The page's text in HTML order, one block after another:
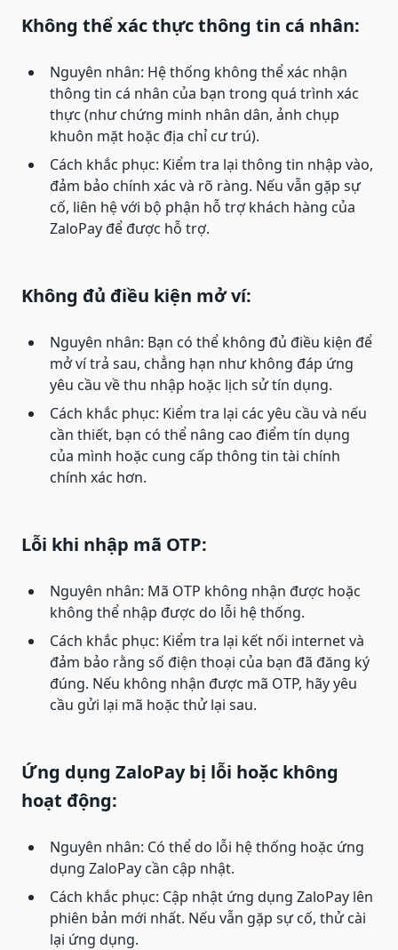
Không thể xác thực thông tin cá nhân:
Nguyên nhân: Hệ thống không thể xác nhận
thông tin cá nhân của bạn trong quá trình xác
thực (như chứng minh nhân dân, ảnh chụp
khuôn mặt hoặc địa chỉ cư trú).
Cách khắc phục: Kiểm tra lại thông tin nhập vào,
đảm bảo chính xác và rõ ràng. Nếu vẫn gặp sự
cố, liên hệ với bộ phận hỗ trợ khách hàng của
ZaloPay để được hỗ trợ.
Không đủ điều kiện mở ví:
Nguyên nhân: Bạn có thể không đủ điều kiện để
mở ví trả sau, chẳng hạn như không đáp ứng
yêu cầu về thu nhập hoặc lịch sử tín dụng.
Cách khắc phục: Kiểm tra lại các yêu cầu và nếu
cần thiết, bạn có thể nâng cao điểm tín dụng
của mình hoặc cung cấp thông tin tài chính
chính xác hơn.
Lỗi khi nhập mã OTP:
Nguyên nhân: Mã OTP không nhận được hoặc
không thể nhập được do lỗi hệ thống.
Cách khắc phục: Kiểm tra lại kết nối internet và
đảm bảo rằng số điện thoại của bạn đã đăng ký
đúng. Nếu không nhận được mã OTP, hãy yêu
cầu gửi lại mã hoặc thử lại sau.
Ứng dụng ZaloPay bị lỗi hoặc không
hoạt động:
Nguyên nhân: Có thể do lỗi hệ thống hoặc ứng
dụng ZaloPay cần cập nhật.
Cách khắc phục: Cập nhật ứng dụng ZaloPay lên
phiên bản mới nhất. Nếu vẫn gặp sự cố, thử cài
lại ứng dụng.